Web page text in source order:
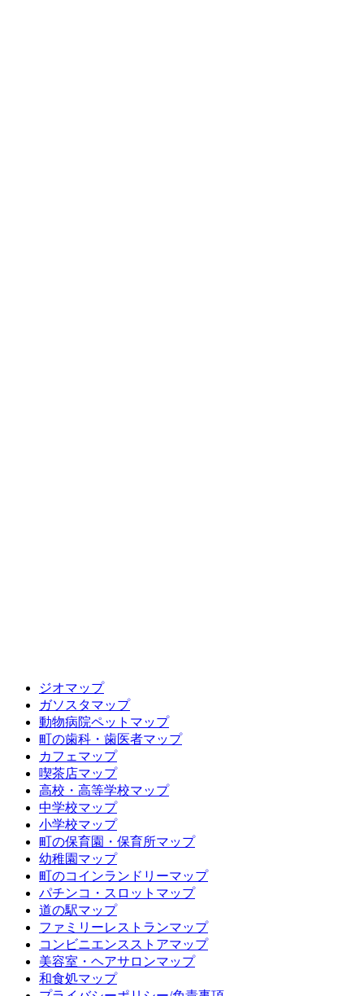
ジオマップ
ガソスタマップ
動物病院ペットマップ
町の歯科・歯医者マップ
カフェマップ
喫茶店マップ
高校・高等学校マップ
中学校マップ
小学校マップ
町の保育園・保育所マップ
幼稚園マップ
町のコインランドリーマップ
パチンコ・スロットマップ
道の駅マップ
ファミリーレストランマップ
コンビニエンスストアマップ
美容室・ヘアサロンマップ
和食処マップ